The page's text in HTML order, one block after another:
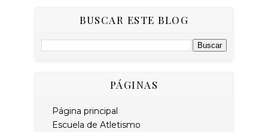
BUSCAR ESTE BLOG
PÁGINAS
Página principal
Escuela de Atletismo